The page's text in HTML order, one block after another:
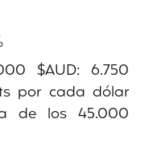
$AUD: 6.750
por cada dólar
de los 45.000